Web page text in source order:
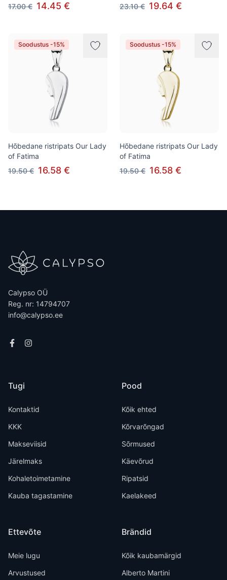
17.00 € 14.45 €
23.10 € 19.64 €
Soodustus -15%
Hõbedane ristripats Our Lady
of Fatima
19.50 € 16.58 €
Soodustus -15%
Hõbedane ristripats Our Lady
of Fatima
19.50 € 16.58 €
Calypso OÜ
Reg. nr: 14794707
info@calypso.ee
Tugi
Kontaktid
KKK
Makseviisid
Järelmaks
Kohaletoimetamine
Kauba tagastamine
Ettevõte
Meie lugu
Arvustused
Pood
Kõik ehted
Kõrvarõngad
Sõrmused
Käevõrud
Ripatsid
Kaelakeed
Brändid
Kõik kaubamärgid
Alberto Martini